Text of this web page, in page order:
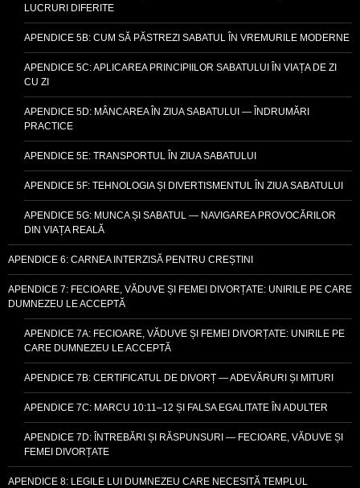
LUCRURI DIFERITE
APENDICE 5B: CUM SĂ PĂSTREZI SABATUL ÎN VREMURILE MODERNE
APENDICE 5C: APLICAREA PRINCIPIILOR SABATULUI ÎN VIAȚA DE ZI
CU ZI
APENDICE 5D: MÂNCAREA ÎN ZIUA SABATULUI — ÎNDRUMĂRI
PRACTICE
APENDICE 5E: TRANSPORTUL ÎN ZIUA SABATULUI
APENDICE 5F: TEHNOLOGIA ȘI DIVERTISMENTUL ÎN ZIUA SABATULUI
APENDICE 5G: MUNCA ȘI SABATUL — NAVIGAREA PROVOCĂRILOR
DIN VIAȚA REALĂ
APENDICE 6: CARNEA INTERZISĂ PENTRU CREȘTINI
APENDICE 7: FECIOARE, VĂDUVE ȘI FEMEI DIVORȚATE: UNIRILE PE CARE
DUMNEZEU LE ACCEPTĂ
APENDICE 7A: FECIOARE, VĂDUVE ȘI FEMEI DIVORȚATE: UNIRILE PE
CARE DUMNEZEU LE ACCEPTĂ
APENDICE 7B: CERTIFICATUL DE DIVORȚ — ADEVĂRURI ȘI MITURI
APENDICE 7C: MARCU 10:11–12 ȘI FALSA EGALITATE ÎN ADULTER
APENDICE 7D: ÎNTREBĂRI ȘI RĂSPUNSURI — FECIOARE, VĂDUVE ȘI
FEMEI DIVORȚATE
APENDICE 8: LEGILE LUI DUMNEZEU CARE NECESITĂ TEMPLUL